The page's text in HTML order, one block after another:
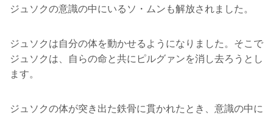
ジュソクの意識の中にいるソ・ムンも解放されました。
ジュソクは自分の体を動かせるようになりました。そこで
ジュソクは、自らの命と共にピルグァンを消し去ろうとし
ます。
ジュソクの体が突き出た鉄骨に貫かれたとき、意識の中に